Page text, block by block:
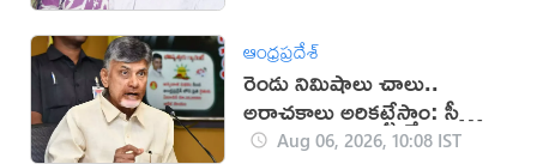
ఆంధ్రప్రదేశ్
రెండు నిమిషాలు చాలు..
అరాచకాలు అరికట్టేస్తాం: సీఎం
చంద్రబాబు
Aug 06, 2026, 10:08 IST